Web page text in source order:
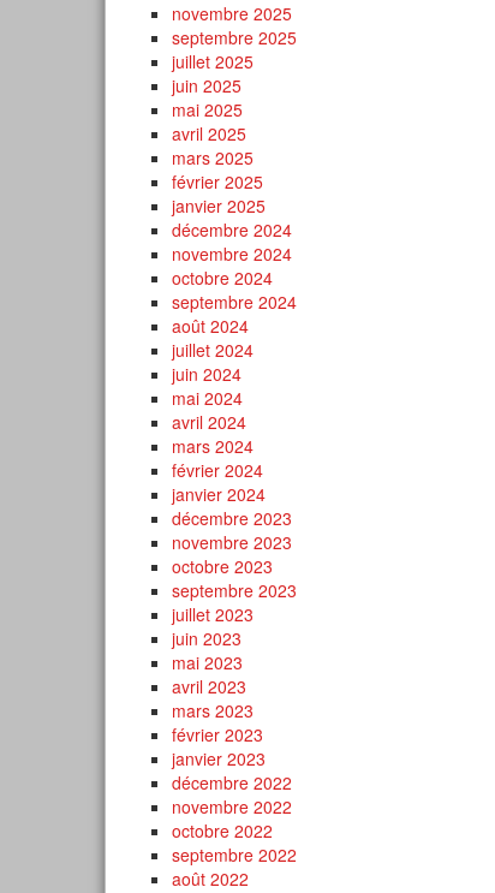
novembre 2025
septembre 2025
juillet 2025
juin 2025
mai 2025
avril 2025
mars 2025
février 2025
janvier 2025
décembre 2024
novembre 2024
octobre 2024
septembre 2024
août 2024
juillet 2024
juin 2024
mai 2024
avril 2024
mars 2024
février 2024
janvier 2024
décembre 2023
novembre 2023
octobre 2023
septembre 2023
juillet 2023
juin 2023
mai 2023
avril 2023
mars 2023
février 2023
janvier 2023
décembre 2022
novembre 2022
octobre 2022
septembre 2022
août 2022